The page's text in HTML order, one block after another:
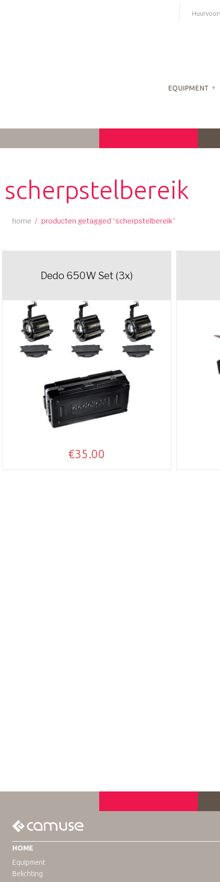
EQUIPMENT
scherpstelbereik
home / producten getagged “scherpstelbereik”
Dedo 650W Set (3x)
€35.00
HOME
Equipment
Belichting